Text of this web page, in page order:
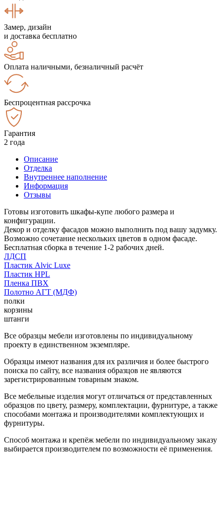
Замер, дизайн
и доставка бесплатно
Оплата наличными, безналичный расчёт
Беспроцентная рассрочка
Гарантия
2 года
Описание
Отделка
Внутреннее наполнение
Информация
Отзывы
Готовы изготовить шкафы-купе любого размера и
конфигурации.
Декор и отделку фасадов можно выполнить под вашу задумку.
Возможно сочетание нескольких цветов в одном фасаде.
Бесплатная сборка в течение 1-2 рабочих дней.
ЛДСП
Пластик Alvic Luxe
Пластик HPL
Пленка ПВХ
Полотно АГТ (МДФ)
полки
корзины
штанги
Все образцы мебели изготовлены по индивидуальному
проекту в единственном экземпляре.
Образцы имеют названия для их различия и более быстрого
поиска по сайту, все названия образцов не являются
зарегистрированным товарным знаком.
Все мебельные изделия могут отличаться от представленных
образцов по цвету, размеру, комплектации, фурнитуре, а также
способами монтажа и производителями комплектующих и
фурнитуры.
Способ монтажа и крепёж мебели по индивидуальному заказу
выбирается производителем по возможности её применения.